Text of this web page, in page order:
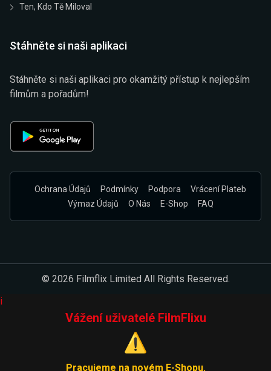
Ten, Kdo Tě Miloval
Stáhněte si naši aplikaci
Stáhněte si naši aplikaci pro okamžitý přístup k nejlepším
filmům a pořadům!
Ochrana Údajů Podmínky Podpora
Vrácení Plateb
Výmaz Údajů
O Nás E-Shop FAQ
© 2026 Filmflix Limited All Rights Reserved.
i
Vážení uživatelé FilmFlixu
⚠️
Pracujeme na novém E-Shopu.